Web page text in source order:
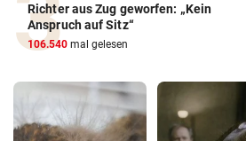
Richter aus Zug geworfen: „Kein
Anspruch auf Sitz“
106.540 mal gelesen